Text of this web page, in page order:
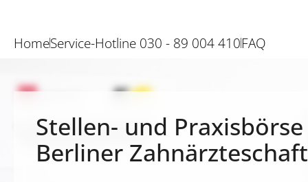
HomeService-Hotline 030 - 89 004 410FAQ
Stellen- und
Berliner Zahnärzteschaft